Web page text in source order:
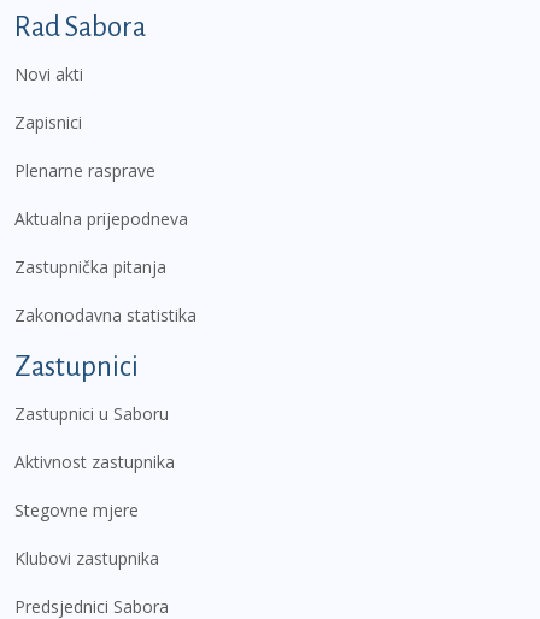
Podnožje prvi izbornik
Rad Sabora
Novi akti
Zapisnici
Plenarne rasprave
Aktualna prijepodneva
Zastupnička pitanja
Zakonodavna statistika
Zastupnici
Zastupnici u Saboru
Aktivnost zastupnika
Stegovne mjere
Klubovi zastupnika
Predsjednici Sabora